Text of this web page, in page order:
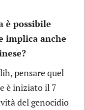
è possibile
implica anche
pensare quel
è iniziato il 7
del genocidio